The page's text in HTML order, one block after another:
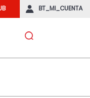
BT_MI_CUENTA